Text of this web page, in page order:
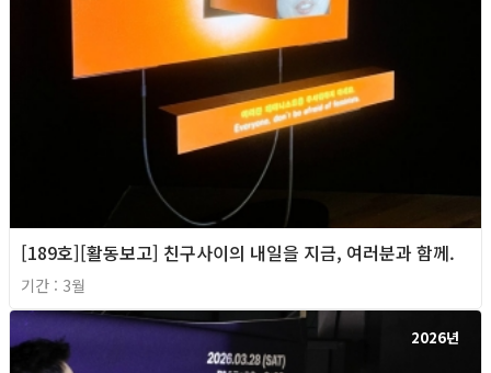
[189호][활동보고] 친구사이의 내일을 지금, 여러분과 함께.
기간 : 3월
2026년